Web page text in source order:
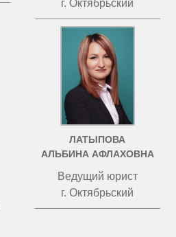
г. Октябрьский
ЛАТЫПОВА
АЛЬБИНА АФЛАХОВНА
Ведущий юрист
г. Октябрьский